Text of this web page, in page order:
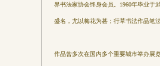
界书法家协会终身会员。1960年毕业于
盛名，尤以梅花为甚；行草书法作品笔
作品曾多次在国内多个重要城市举办展